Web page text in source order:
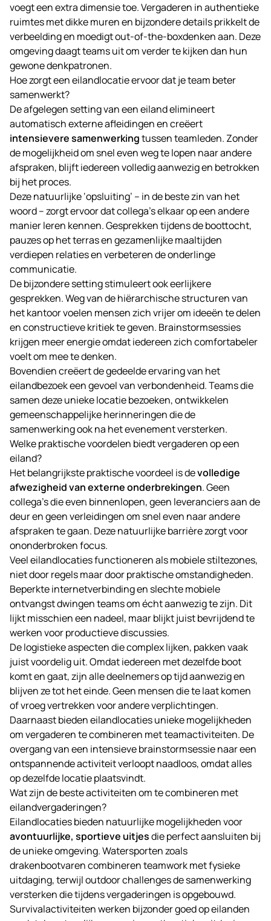
voegt een extra dimensie toe.Vergaderen in authentieke
ruimtes met dikke muren en bijzondere details prikkelt de
verbeelding en moedigt out-of-the-boxdenken aan. Deze
omgeving daagt teams uit om verder te kijken dan hun
gewone denkpatronen.
Hoe zorgt een eilandlocatie ervoor dat je team beter
samenwerkt?
De afgelegen setting van een eiland elimineert
automatisch externe afleidingen en creëert
intensievere samenwerkingtussen teamleden. Zonder
de mogelijkheid om snel even weg te lopen naar andere
afspraken, blijft iedereen volledig aanwezig en betrokken
bij het proces.
Deze natuurlijke ‘opsluiting’ – in de beste zin van het
woord – zorgt ervoor dat collega’s elkaar op een andere
manier leren kennen. Gesprekken tijdens de boottocht,
pauzes op het terras en gezamenlijke maaltijden
verdiepen relaties en verbeteren de onderlinge
communicatie.
De bijzondere setting stimuleert ook eerlijkere
gesprekken. Weg van de hiërarchische structuren van
het kantoor voelen mensen zich vrijer om ideeën te delen
en constructieve kritiek te geven. Brainstormsessies
krijgen meer energie omdat iedereen zich comfortabeler
voelt om mee te denken.
Bovendien creëert de gedeelde ervaring van het
eilandbezoek een gevoel van verbondenheid. Teams die
samen deze unieke locatie bezoeken, ontwikkelen
gemeenschappelijke herinneringen die de
samenwerking ook na het evenement versterken.
Welke praktische voordelen biedt vergaderen op een
eiland?
Het belangrijkste praktische voordeel is devolledige
afwezigheid van externe onderbrekingen. Geen
collega’s die even binnenlopen, geen leveranciers aan de
deur en geen verleidingen om snel even naar andere
afspraken te gaan. Deze natuurlijke barrière zorgt voor
ononderbroken focus.
Veel eilandlocaties functioneren als mobiele stiltezones,
niet door regels maar door praktische omstandigheden.
Beperkte internetverbinding en slechte mobiele
ontvangst dwingen teams om écht aanwezig te zijn. Dit
lijkt misschien een nadeel, maar blijkt juist bevrijdend te
werken voor productieve discussies.
De logistieke aspecten die complex lijken, pakken vaak
juist voordelig uit. Omdat iedereen met dezelfde boot
komt en gaat, zijn alle deelnemers op tijd aanwezig en
blijven ze tot het einde. Geen mensen die te laat komen
of vroeg vertrekken voor andere verplichtingen.
Daarnaast bieden eilandlocaties unieke mogelijkheden
om vergaderen te combineren met teamactiviteiten. De
overgang van een intensieve brainstormsessie naar een
ontspannende activiteit verloopt naadloos, omdat alles
op dezelfde locatie plaatsvindt.
Wat zijn de beste activiteiten om te combineren met
eilandvergaderingen?
Eilandlocaties bieden natuurlijke mogelijkheden voor
avontuurlijke, sportieve uitjesdie perfect aansluiten bij
de unieke omgeving. Watersporten zoals
drakenbootvaren combineren teamwork met fysieke
uitdaging, terwijl outdoor challenges de samenwerking
versterken die tijdens vergaderingen is opgebouwd.
Survivalactiviteiten werken bijzonder goed op eilanden